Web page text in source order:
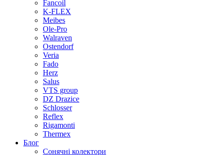
Fancoil
K-FLEX
Meibes
Ole-Pro
Walraven
Ostendorf
Veria
Fado
Herz
Salus
VTS group
DZ Drazice
Schlosser
Reflex
Rigamonti
Thermex
Блог
Сонячні колектори